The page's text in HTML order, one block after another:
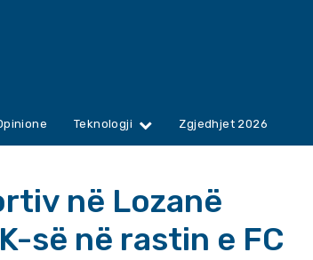
Teknologji Zgjedhjet 2026
në Lozanë
së në rastin e FC